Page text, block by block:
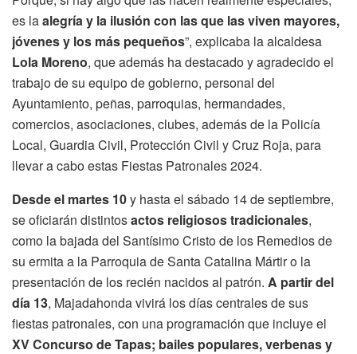
es laalegría y la ilusión con las que las viven mayores,
jóvenes y los más pequeños”, explicaba la alcaldesa
Lola Moreno, que además ha destacado y agradecido el
trabajo de su equipo de gobierno, personal del
Ayuntamiento, peñas, parroquias, hermandades,
comercios, asociaciones, clubes, además de la Policía
Local, Guardia Civil, Protección Civil y Cruz Roja, para
llevar a cabo estas Fiestas Patronales 2024.
Desde el martes 10y hasta el sábado 14 de septiembre,
se oficiarán distintosactos religiosos tradicionales,
como la bajada del Santísimo Cristo de los Remedios de
su ermita a la Parroquia de Santa Catalina Mártir o la
presentación de los recién nacidos al patrón. A partir del
día 13, Majadahonda vivirá los días centrales de sus
fiestas patronales, con una programación que incluye el
XV Concurso de Tapas; bailes populares, verbenas y